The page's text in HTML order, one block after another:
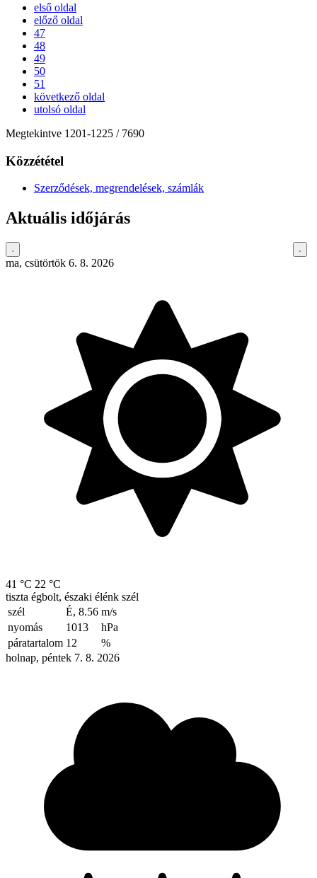
első oldal
előző oldal
47
48
49
50
51
következő oldal
utolsó oldal
Megtekintve 1201-1225 / 7690
Közzététel
Szerződések, megrendelések, számlák
Aktuális időjárás
ma, csütörtök 6. 8. 2026
41 °C 22 °C
tiszta égbolt, északi élénk szél
szél
É, 8.56 m/s
nyomás
1013
hPa
páratartalom 12
%
holnap, péntek 7. 8. 2026